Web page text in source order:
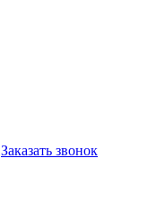
Заказать звонок